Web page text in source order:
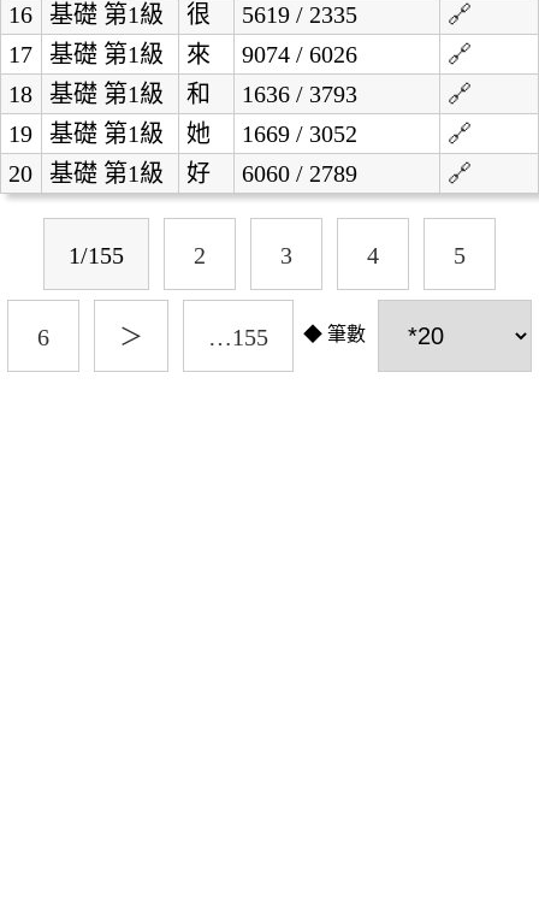
16
基礎 第1級 很 5619 / 2335
🔗
17
基礎 第1級 來 9074 / 6026
🔗
18
基礎 第1級 和 1636 / 3793
🔗
19
基礎 第1級 她 1669 / 3052
🔗
20
基礎 第1級 好 6060 / 2789 🔗
1/155 2 3 4 5
6 ＞ …155 筆數